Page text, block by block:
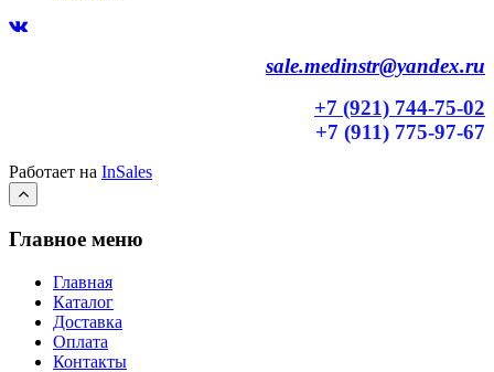
sale.medinstr@yandex.ru
+7 (921) 744-75-02
+7 (911) 775-97-67
Работает на InSales
Главное меню
Главная
Каталог
Доставка
Оплата
Контакты